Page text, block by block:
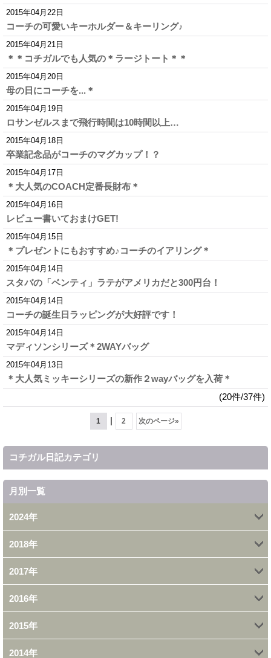
2015年04月22日
コーチの可愛いキーホルダー＆キーリング♪
2015年04月21日
＊＊コチガルでも人気の＊ラージトート＊＊
2015年04月20日
母の日にコーチを...＊
2015年04月19日
ロサンゼルスまで飛行時間は10時間以上…
2015年04月18日
卒業記念品がコーチのマグカップ！？
2015年04月17日
＊大人気のCOACH定番長財布＊
2015年04月16日
レビュー書いておまけGET!
2015年04月15日
＊プレゼントにもおすすめ♪コーチのイアリング＊
2015年04月14日
スタバの「ベンティ」ラテがアメリカだと300円台！
2015年04月14日
コーチの誕生日ラッピングが大好評です！
2015年04月14日
マディソンシリーズ＊2WAYバッグ
2015年04月13日
＊大人気ミッキーシリーズの新作２wayバッグを入荷＊
(20件/37件)
1 | 2 次のページ»
コチガル日記カテゴリ
月別一覧
2024年
12月 (1)
2018年
5月 (1)
2月 (1)
1月 (7)
2017年
12月 (15)
11月 (12)
2016年
12月 (18)
11月 (19)
2015年
12月 (30)
2014年